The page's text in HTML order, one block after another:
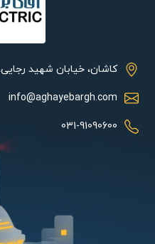
دارای رنگ بدنه سفید و شکل
متر می باشد.
توانید بصورت دیواری و یا
پیشنهاد ما نصب بر روی دیوار می
مشخصات فنی:
کاشان، خیابان شهید
info@aghayebargh.com
031-91090600